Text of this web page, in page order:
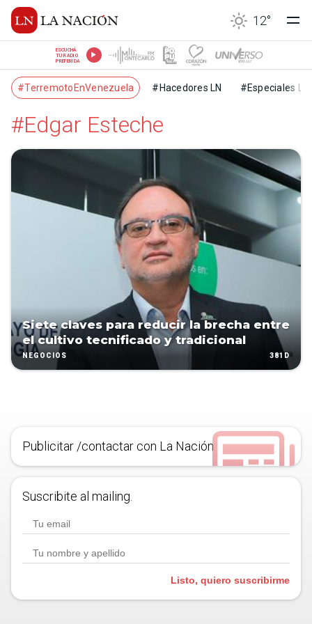
12°
ESCUCHÁ
TU RADIO
PREFERIDA
#TerremotoEnVenezuela #Hacedores LN #Especiales LN
#Edgar Esteche
Siete claves para reducir la brecha entre
el cultivo tecnificado y tradicional
NEGOCIOS 381D
Publicitar /contactar con La Nación
Suscribite al mailing.
Listo, quiero suscribirme